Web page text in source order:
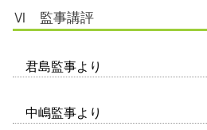
Ⅵ 監事講評
君島監事より
中嶋監事より